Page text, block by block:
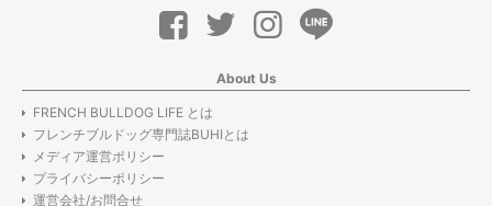
About Us
FRENCH BULLDOG LIFE とは
フレンチブルドッグ専門誌BUHIとは
メディア運営ポリシー
プライバシーポリシー
運営会社/お問合せ